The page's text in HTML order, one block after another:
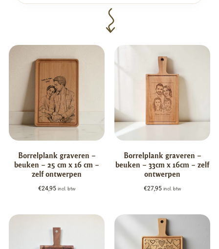
Borrelplank graveren –
beuken – 25 cm x 16 cm –
zelf ontwerpen
€24,95 incl. btw
Borrelplank graveren –
beuken – 33cm x 16cm – zelf
ontwerpen
€27,95 incl. btw